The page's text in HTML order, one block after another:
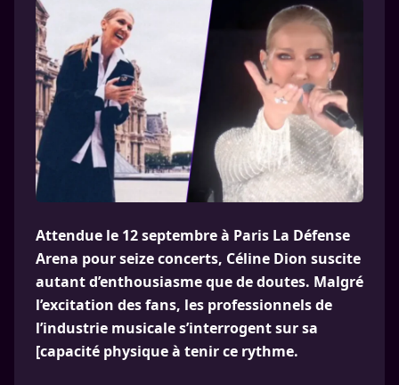
Attendue le 12 septembre à Paris La Défense
Arena pour seize concerts, Céline Dion suscite
autant d’enthousiasme que de doutes. Malgré
l’excitation des fans, les professionnels de
l’industrie musicale s’interrogent sur sa
[capacité physique à tenir ce rythme.